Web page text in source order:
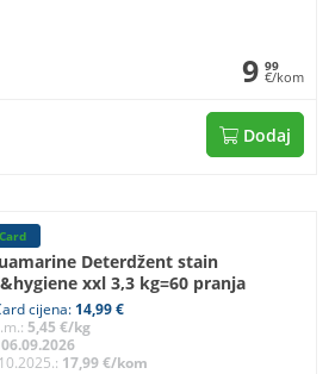
9 99
€/kom
Dodaj
Deterdžent stain
xxl 3,3 kg=60 pranja
cijena: 14,99 €
5,45 €/kg
06.09.2026
17,99 €/kom